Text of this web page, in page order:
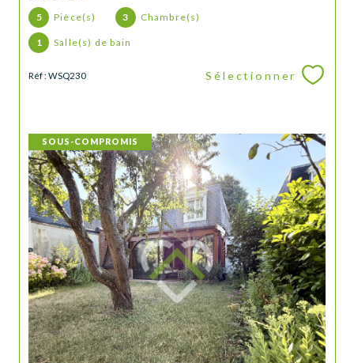
5 Pièce(s) 3 Chambre(s)
1 Salle(s) de bain
Réf : WSQ230 Sélectionner
SOUS-COMPROMIS